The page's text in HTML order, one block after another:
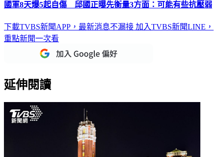
國軍8天爆5起自傷 邱國正曝先衡量3方面：可能有些抗壓弱
下載TVBS新聞APP，最新消息不漏接 加入TVBS新聞LINE，
重點新聞一次看
延伸閱讀